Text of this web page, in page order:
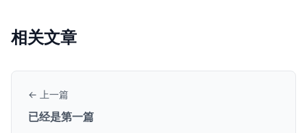
相关文章
← 上一篇
已经是第一篇